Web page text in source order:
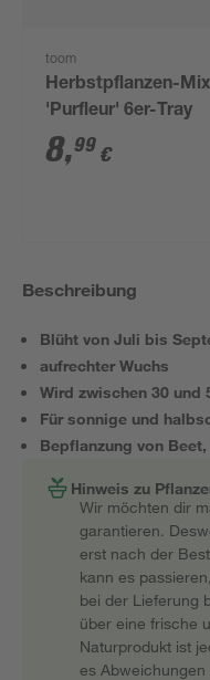
toom
Herbstpflanzen-Mix
'Purfleur' 6er-Tray
8,99 €
Beschreibung
Blüht von Juli bis
aufrechter Wuchs
Wird zwischen 30 und
Für sonnige und
Bepflanzung von
Hinweis zu
Wir möchten dir
garantieren.
erst nach der
kann es
bei der Lieferung
über eine frische
Naturprodukt ist
es